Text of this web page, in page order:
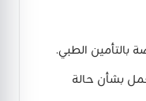
بالتأمين الطبي.
بشأن حالة